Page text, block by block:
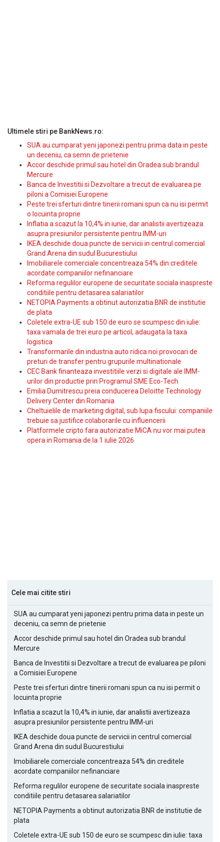
Ultimele stiri pe BankNews.ro:
SUA au cumparat yeni japonezi pentru prima data in peste
un deceniu, ca semn de prietenie
Accor deschide primul sau hotel din Oradea sub brandul
Mercure
Banca de Investitii si Dezvoltare a trecut de evaluarea pe
piloni a Comisiei Europene
Peste trei sferturi dintre tinerii romani spun ca nu isi permit
o locuinta proprie
Inflatia a scazut la 10,4% in iunie, dar analistii avertizeaza
asupra presiunilor persistente pentru IMM-uri
IKEA deschide doua puncte de servicii in centrul comercial
Grand Arena din sudul Bucurestiului
Imobiliarele comerciale concentreaza 54% din creditele
acordate companiilor nefinanciare
Reforma regulilor europene de securitate sociala inaspreste
conditiile pentru detasarea salariatilor
NETOPIA Payments a obtinut autorizatia BNR de institutie
de plata
Coletele extra-UE sub 150 de euro se scumpesc din iulie:
taxa vamala de trei euro pe articol, adaugata la taxa
logistica
Transformarile din industria auto ridica noi provocari de
preturi de transfer pentru grupurile multinationale
CEC Bank finanteaza investitiile verzi si digitale ale IMM-
urilor din productie prin Programul SME Eco-Tech
Emilia Dumitrescu preia conducerea Deloitte Technology
Delivery Center din Romania
Cheltuielile de marketing digital, sub lupa fiscului: companiile
trebuie sa justifice colaborarile cu influencerii
Platformele cripto fara autorizatie MiCA nu vor mai putea
opera in Romania de la 1 iulie 2026
Cele mai citite stiri
SUA au cumparat yeni japonezi pentru prima data in peste un
deceniu, ca semn de prietenie
Accor deschide primul sau hotel din Oradea sub brandul
Mercure
Banca de Investitii si Dezvoltare a trecut de evaluarea pe piloni
a Comisiei Europene
Peste trei sferturi dintre tinerii romani spun ca nu isi permit o
locuinta proprie
Inflatia a scazut la 10,4% in iunie, dar analistii avertizeaza
asupra presiunilor persistente pentru IMM-uri
IKEA deschide doua puncte de servicii in centrul comercial
Grand Arena din sudul Bucurestiului
Imobiliarele comerciale concentreaza 54% din creditele
acordate companiilor nefinanciare
Reforma regulilor europene de securitate sociala inaspreste
conditiile pentru detasarea salariatilor
NETOPIA Payments a obtinut autorizatia BNR de institutie de
plata
Coletele extra-UE sub 150 de euro se scumpesc din iulie: taxa